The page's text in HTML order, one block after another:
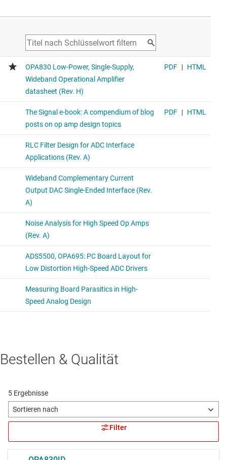
Bestellen & Qualität